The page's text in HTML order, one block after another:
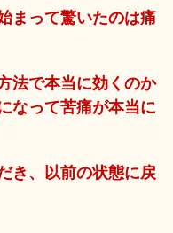
まって驚いたのは痛
法で本当に効くのか
なって苦痛が本当に
き、以前の状態に戻